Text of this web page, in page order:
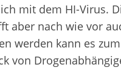
mit dem HI-Virus.
aber nach wie vor
werden kann es
von